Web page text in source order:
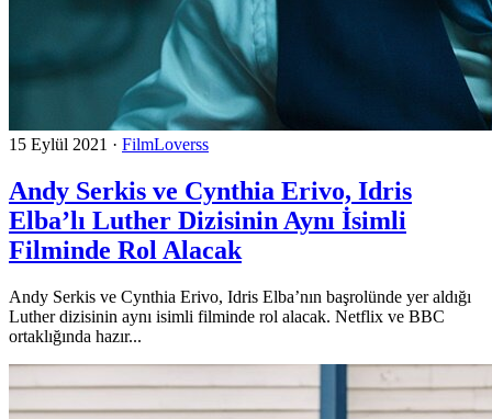
15 Eylül 2021 · FilmLoverss
Andy Serkis ve Cynthia Erivo, Idris
Elba’lı Luther Dizisinin Aynı İsimli
Filminde Rol Alacak
Andy Serkis ve Cynthia Erivo, Idris Elba’nın başrolünde yer aldığı
Luther dizisinin aynı isimli filminde rol alacak. Netflix ve BBC
ortaklığında hazır...